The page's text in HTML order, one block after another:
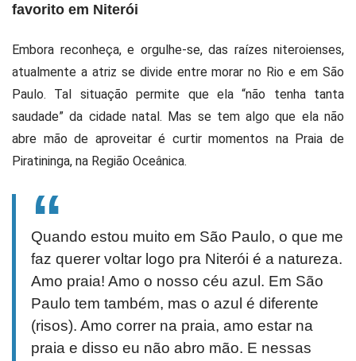
favorito em Niterói
Embora reconheça, e orgulhe-se, das raízes niteroienses,
atualmente a atriz se divide entre morar no Rio e em São
Paulo. Tal situação permite que ela “não tenha tanta
saudade” da cidade natal. Mas se tem algo que ela não
abre mão de aproveitar é curtir momentos na Praia de
Piratininga, na Região Oceânica.
Quando estou muito em São Paulo, o que me
faz querer voltar logo pra Niterói é a natureza.
Amo praia! Amo o nosso céu azul. Em São
Paulo tem também, mas o azul é diferente
(risos). Amo correr na praia, amo estar na
praia e disso eu não abro mão. E nessas